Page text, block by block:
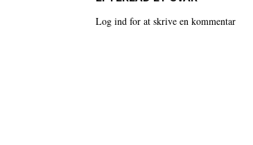
Log ind for at skrive en kommentar